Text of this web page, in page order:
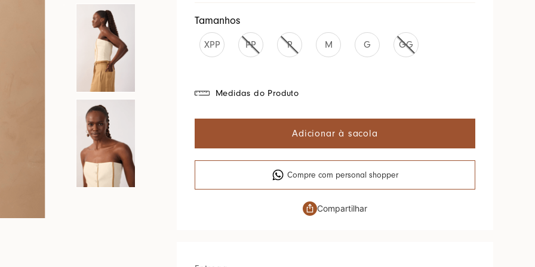
Tamanhos
XPP PP P M G GG
Medidas do Produto
Adicionar à sacola
Compre com personal shopper
Compartilhar